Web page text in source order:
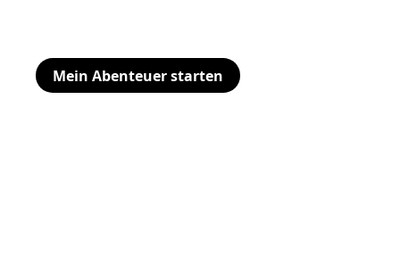
Mein Abenteuer starten